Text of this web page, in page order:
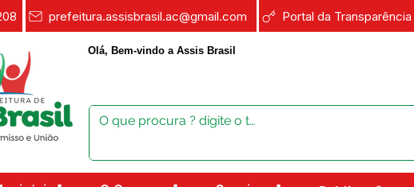
prefeitura.assisbrasil.ac@gmail.com Portal da Transparência
Olá, Bem-vindo a Assis Brasil